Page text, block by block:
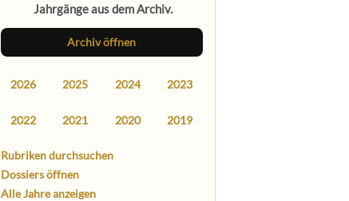
Jahrgänge aus dem Archiv.
Archiv öffnen
2026 2025 2024 2023
2022 2021 2020 2019
Rubriken durchsuchen
Dossiers öffnen
Alle Jahre anzeigen